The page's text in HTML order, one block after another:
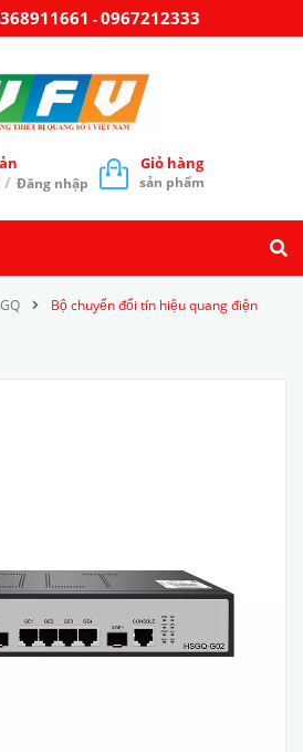
-0967212333
/ Đăng nhập
Giỏ hàng
sản phẩm
Bộ chuyển đổi tín hiệu quang điện